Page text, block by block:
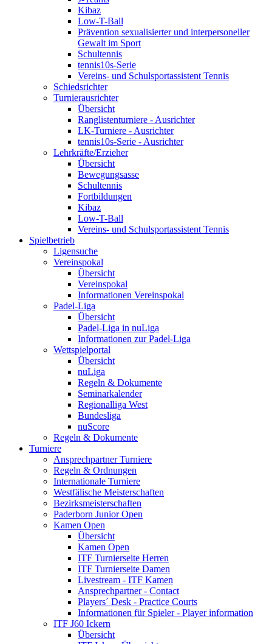
Kibaz
Low-T-Ball
Prävention sexualisierter und interpersoneller
Gewalt im Sport
Schultennis
tennis10s-Serie
Vereins- und Schulsportassistent Tennis
Schiedsrichter
Turnierausrichter
Übersicht
Ranglistenturniere - Ausrichter
LK-Turniere - Ausrichter
tennis10s-Serie - Ausrichter
Lehrkräfte/Erzieher
Übersicht
Bewegungsasse
Schultennis
Fortbildungen
Kibaz
Low-T-Ball
Vereins- und Schulsportassistent Tennis
Spielbetrieb
Ligensuche
Vereinspokal
Übersicht
Vereinspokal
Informationen Vereinspokal
Padel-Liga
Übersicht
Padel-Liga in nuLiga
Informationen zur Padel-Liga
Wettspielportal
Übersicht
nuLiga
Regeln & Dokumente
Seminarkalender
Regionalliga West
Bundesliga
nuScore
Regeln & Dokumente
Turniere
Ansprechpartner Turniere
Regeln & Ordnungen
Internationale Turniere
Westfälische Meisterschaften
Bezirksmeisterschaften
Paderborn Junior Open
Kamen Open
Übersicht
Kamen Open
ITF Turnierseite Herren
ITF Turnierseite Damen
Livestream - ITF Kamen
Ansprechpartner - Contact
Players´ Desk - Practice Courts
Informationen für Spieler - Player information
ITF J60 Ickern
Übersicht